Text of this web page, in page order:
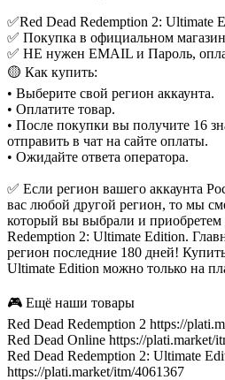
✅Red Dead Redemption 2: Ultimate
✅ Покупка в официальном
✅ НЕ нужен EMAIL и Пароль,
🟡 Как купить:
• Выберите свой регион аккаунта.
• Оплатите товар.
• После покупки вы получите 16
отправить в чат на сайте оплаты.
• Ожидайте ответа оператора.
✅ Если регион вашего аккаунта
вас любой другой регион, то мы
который вы выбрали и приобретем
Redemption 2: Ultimate Edition.
регион последние 180 дней!
Ultimate Edition можно только на
🎮 Ещё наши товары
Red Dead Redemption 2 https://
Red Dead Online https://plati.market/
Red Dead Redemption 2: Ultimate
https://plati.market/itm/4061367